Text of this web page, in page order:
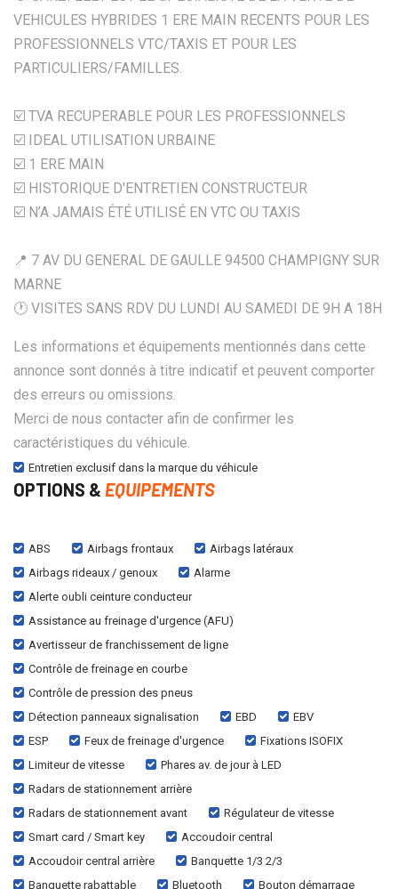
VEHICULES HYBRIDES 1 ERE MAIN RECENTS POUR LES
PROFESSIONNELS VTC/TAXIS ET POUR LES
PARTICULIERS/FAMILLES.
☑️ TVA RECUPERABLE POUR LES PROFESSIONNELS
☑️ IDEAL UTILISATION URBAINE
☑️ 1 ERE MAIN
☑️ HISTORIQUE D'ENTRETIEN CONSTRUCTEUR
☑️ N’A JAMAIS ÉTÉ UTILISÉ EN VTC OU TAXIS
📍 7 AV DU GENERAL DE GAULLE 94500 CHAMPIGNY SUR
MARNE
🕐 VISITES SANS RDV DU LUNDI AU SAMEDI DE 9H A 18H
Les informations et équipements mentionnés dans cette
annonce sont donnés à titre indicatif et peuvent comporter
des erreurs ou omissions.
Merci de nous contacter afin de confirmer les
caractéristiques du véhicule.
Entretien exclusif dans la marque du véhicule
OPTIONS & EQUIPEMENTS
ABS Airbags frontaux
Airbags latéraux
Airbags rideaux / genoux
Alarme
Alerte oubli ceinture conducteur
Assistance au freinage d'urgence (AFU)
Avertisseur de franchissement de ligne
Contrôle de freinage en courbe
Contrôle de pression des pneus
Détection panneaux signalisation
EBD
EBV
ESP
Feux de freinage d'urgence
Fixations ISOFIX
Limiteur de vitesse
Phares av. de jour à LED
Radars de stationnement arrière
Radars de stationnement avant
Régulateur de vitesse
Smart card / Smart key
Accoudoir central
Accoudoir central arrière
Banquette 1/3 2/3
Banquette rabattable
Bluetooth Bouton démarrage